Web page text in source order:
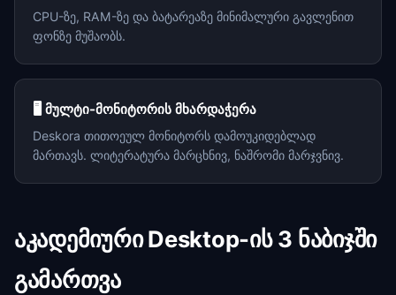
CPU-ზე, RAM-ზე და ბატარეაზე მინიმალური გავლენით
ფონზე მუშაობს.
🖥️ მულტი-მონიტორის მხარდაჭერა
Deskora თითოეულ მონიტორს დამოუკიდებლად
მართავს. ლიტერატურა მარცხნივ, ნაშრომი მარჯვნივ.
აკადემიური Desktop-ის 3 ნაბიჯში
გამართვა